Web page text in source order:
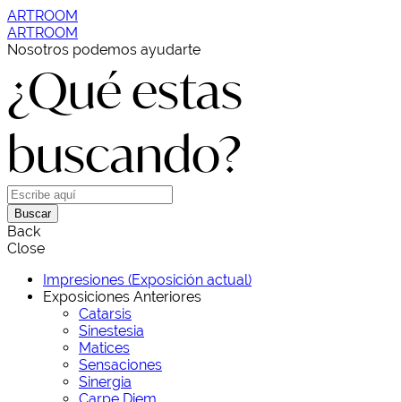
ARTROOM
ARTROOM
Nosotros podemos ayudarte
¿Qué estas
buscando?
Buscar
Back
Close
Impresiones (Exposición actual)
Exposiciones Anteriores
Catarsis
Sinestesia
Matices
Sensaciones
Sinergia